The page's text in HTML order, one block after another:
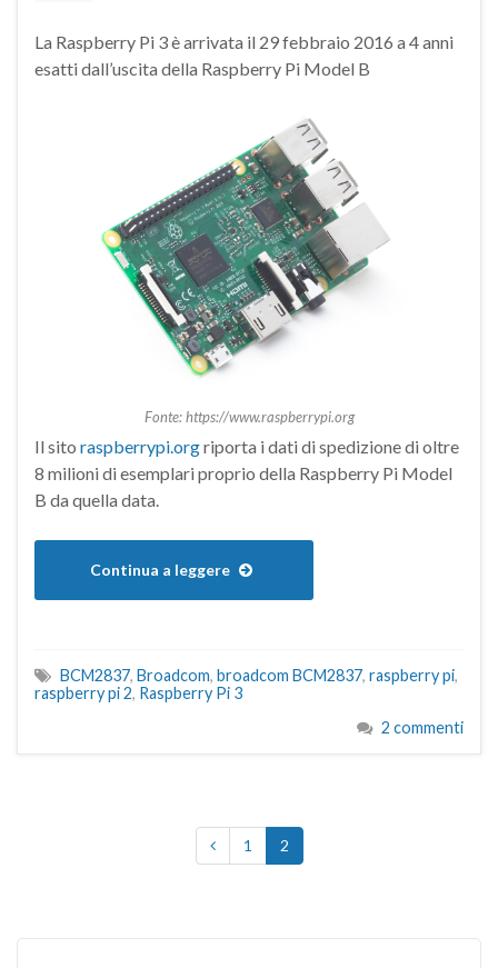
La Raspberry Pi 3 è arrivata il 29 febbraio 2016 a 4 anni
esatti dall’uscita della Raspberry Pi Model B
Fonte: https://www.raspberrypi.org
Il sito raspberrypi.orgriporta i dati di spedizione di oltre
8 milioni di esemplari proprio della Raspberry Pi Model
B da quella data.
Continua a leggere
BCM2837, Broadcom, broadcom BCM2837, raspberry pi,
raspberry pi 2, Raspberry Pi 3
2 commenti
1 2